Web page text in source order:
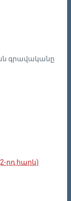
գրավականը
րդ հարկ)